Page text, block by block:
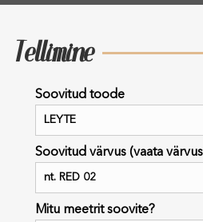
Tellimine
Soovitud toode
Soovitud värvus (vaata
Mitu meetrit soovite?